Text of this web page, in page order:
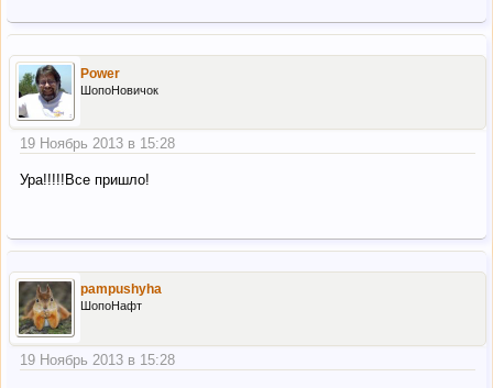
Power
ШопоНовичок
19 Ноябрь 2013 в 15:28
Ура!!!!!Все пришло!
pampushyha
ШопоНафт
19 Ноябрь 2013 в 15:28